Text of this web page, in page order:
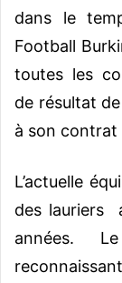
dans le
Football
toutes les
de résultat
à son contrat
L’actuelle
des lauriers
années.